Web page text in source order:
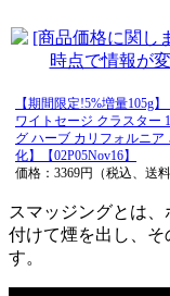
【期間限定!5%増量
ワイトセージ クラスター
グ ハーブ カリフォルニ
化】【02P05Nov16】
価格：3369円（税込、送
スマッジングとは
付けて煙を出し、
す。